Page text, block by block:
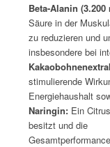
Beta-Alanin (3.200
Säure in der
zu reduzieren und
insbesondere bei
stimulierende
Energiehaushalt
Naringin:Ein
besitzt und die